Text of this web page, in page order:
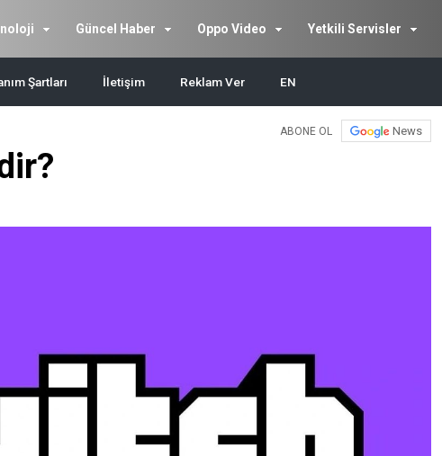
Güncel Haber Oppo Video Yetkili Servisler
Şartları İletişim Reklam Ver EN
ABONE OL News